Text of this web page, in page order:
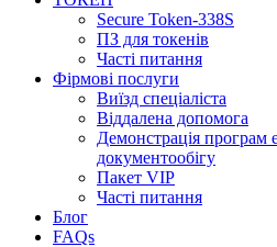
Secure Token-338S
ПЗ для токенів
Часті питання
Фірмові послуги
Виїзд спеціаліста
Віддалена допомога
Демонстрація програм
документообігу
Пакет VIP
Часті питання
Блог
FAQs